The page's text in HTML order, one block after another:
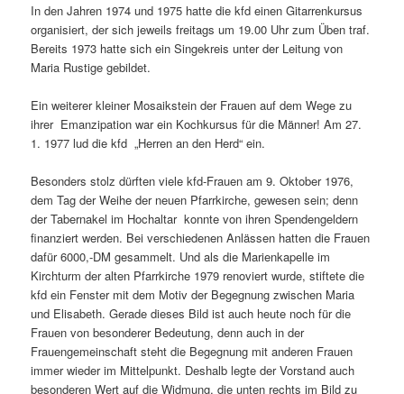
In den Jahren 1974 und 1975 hatte die kfd einen Gitarrenkursus
organisiert, der sich jeweils freitags um 19.00 Uhr zum Üben traf.
Bereits 1973 hatte sich ein Singekreis unter der Leitung von
Maria Rustige gebildet.
Ein weiterer kleiner Mosaikstein der Frauen auf dem Wege zu
ihrer Emanzipation war ein Kochkursus für die Männer! Am 27.
1. 1977 lud die kfd „Herren an den Herd“ ein.
Besonders stolz dürften viele kfd-Frauen am 9. Oktober 1976,
dem Tag der Weihe der neuen Pfarrkirche, gewesen sein; denn
der Tabernakel im Hochaltar konnte von ihren Spendengeldern
finanziert werden. Bei verschiedenen Anlässen hatten die Frauen
dafür 6000,-DM gesammelt. Und als die Marienkapelle im
Kirchturm der alten Pfarrkirche 1979 renoviert wurde, stiftete die
kfd ein Fenster mit dem Motiv der Begegnung zwischen Maria
und Elisabeth. Gerade dieses Bild ist auch heute noch für die
Frauen von besonderer Bedeutung, denn auch in der
Frauengemeinschaft steht die Begegnung mit anderen Frauen
immer wieder im Mittelpunkt. Deshalb legte der Vorstand auch
besonderen Wert auf die Widmung, die unten rechts im Bild zu